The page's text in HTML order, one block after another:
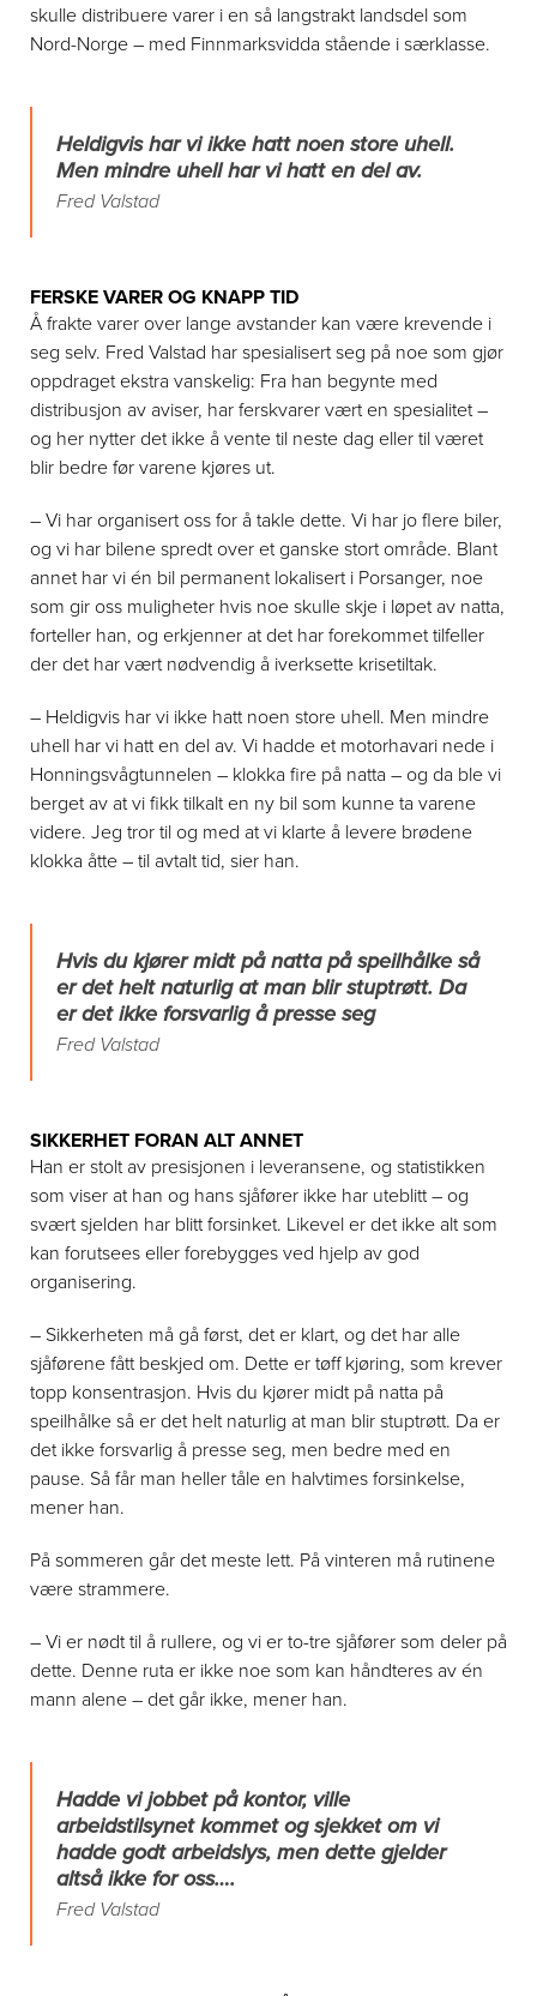
skulle distribuere varer i en så langstrakt landsdel som
Nord-Norge – med Finnmarksvidda stående i særklasse.
Heldigvis har vi ikke hatt noen store uhell.
Men mindre uhell har vi hatt en del av.
Fred Valstad
FERSKE VARER OG KNAPP TID
Å frakte varer over lange avstander kan være krevende i
seg selv. Fred Valstad har spesialisert seg på noe som gjør
oppdraget ekstra vanskelig: Fra han begynte med
distribusjon av aviser, har ferskvarer vært en spesialitet –
og her nytter det ikke å vente til neste dag eller til været
blir bedre før varene kjøres ut.
– Vi har organisert oss for å takle dette. Vi har jo flere biler,
og vi har bilene spredt over et ganske stort område. Blant
annet har vi én bil permanent lokalisert i Porsanger, noe
som gir oss muligheter hvis noe skulle skje i løpet av natta,
forteller han, og erkjenner at det har forekommet tilfeller
der det har vært nødvendig å iverksette krisetiltak.
– Heldigvis har vi ikke hatt noen store uhell. Men mindre
uhell har vi hatt en del av. Vi hadde et motorhavari nede i
Honningsvågtunnelen – klokka fire på natta – og da ble vi
berget av at vi fikk tilkalt en ny bil som kunne ta varene
videre. Jeg tror til og med at vi klarte å levere brødene
klokka åtte – til avtalt tid, sier han.
Hvis du kjører midt på natta på speilhålke så
er det helt naturlig at man blir stuptrøtt. Da
er det ikke forsvarlig å presse seg
Fred Valstad
SIKKERHET FORAN ALT ANNET
Han er stolt av presisjonen i leveransene, og statistikken
som viser at han og hans sjåfører ikke har uteblitt – og
svært sjelden har blitt forsinket. Likevel er det ikke alt som
kan forutsees eller forebygges ved hjelp av god
organisering.
– Sikkerheten må gå først, det er klart, og det har alle
sjåførene fått beskjed om. Dette er tøff kjøring, som krever
topp konsentrasjon. Hvis du kjører midt på natta på
speilhålke så er det helt naturlig at man blir stuptrøtt. Da er
det ikke forsvarlig å presse seg, men bedre med en
pause. Så får man heller tåle en halvtimes forsinkelse,
mener han.
På sommeren går det meste lett. På vinteren må rutinene
være strammere.
– Vi er nødt til å rullere, og vi er to-tre sjåfører som deler på
dette. Denne ruta er ikke noe som kan håndteres av én
mann alene – det går ikke, mener han.
Hadde vi jobbet på kontor, ville
arbeidstilsynet kommet og sjekket om vi
hadde godt arbeidslys, men dette gjelder
altså ikke for oss….
Fred Valstad